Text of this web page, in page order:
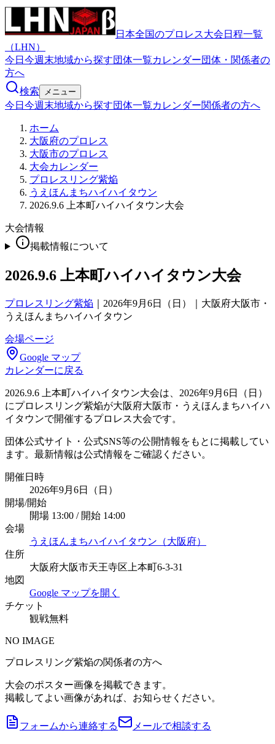
日本全国のプロレス大会日程一覧
（LHN）
今日 今週末地域から探す団体一覧カレンダー団体・関係者の
方へ
検索
メニュー
今日 今週末地域から探す団体一覧カレンダー関係者の方へ
ホーム
大阪府のプロレス
大阪市のプロレス
大会カレンダー
プロレスリング紫焔
うえほんまちハイハイタウン
2026.9.6 上本町ハイハイタウン大会
大会情報
掲載情報について
2026.9.6 上本町ハイハイタウン大会
プロレスリング紫焔
2026年9月6日（日）｜大阪府大阪市・
うえほんまちハイハイタウン
会場ページ
Google マップ
カレンダーに戻る
2026.9.6 上本町ハイハイタウン大会は、2026年9月6日（日）
にプロレスリング紫焔が大阪府大阪市・うえほんまちハイハ
イタウンで開催するプロレス大会です。
団体公式サイト・公式SNS等の公開情報をもとに掲載してい
ます。最新情報は公式情報をご確認ください。
開催日時
2026年9月6日（日）
開場/開始
開場 13:00 / 開始 14:00
会場
うえほんまちハイハイタウン（大阪府）
住所
大阪府大阪市天王寺区上本町6-3-31
地図
Google マップを開く
チケット
観戦無料
NO IMAGE
プロレスリング紫焔の関係者の方へ
大会のポスター画像を掲載できます。
掲載してよい画像があれば、お知らせください。
フォームから連絡する メールで相談する